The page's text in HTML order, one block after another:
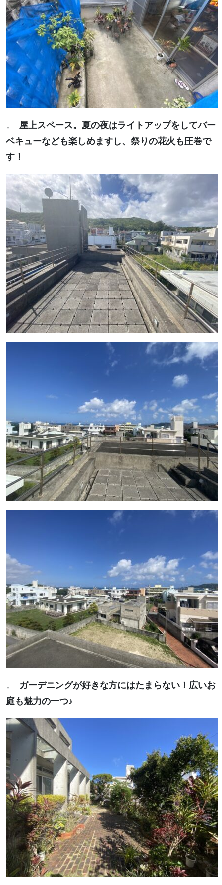
↓ 屋上スペース。夏の夜はライトアップをしてバー
ベキューなども楽しめますし、祭りの花火も圧巻で
す！
↓ ガーデニングが好きな方にはたまらない！広いお
庭も魅力の一つ♪